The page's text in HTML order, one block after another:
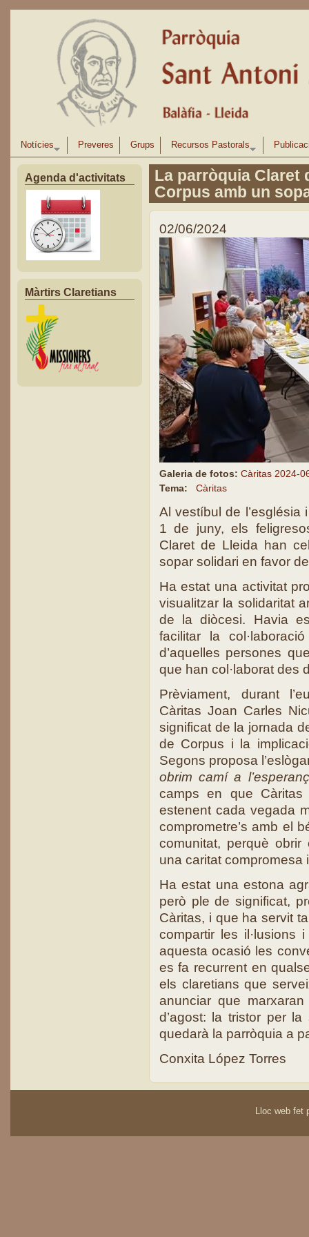
Notícies Preveres Grups Recursos Pastorals
Agenda d'activitats
Màrtirs Claretians
La parròquia Claret
Corpus amb un
02/06/2024
Galeria de fotos: Càritas 2024-
Tema:
Càritas
Al vestíbul de
1 de juny, els
Claret de Lleida han
sopar solidari en favor
Ha estat una activitat
visualitzar la solidaritat
de la diòcesi. Havia
facilitar la
d’aquelles persones
que han col·laborat des
Prèviament, durant
Càritas Joan Carles
significat de la jornada
de Corpus i la
Segons proposa
obrim camí a
camps en que
estenent cada vegada
comprometre’s amb el
comunitat, perquè obrir
una caritat compromesa
Ha estat una estona
però ple de significat,
Càritas, i que ha servit
compartir les il·lusions
aquesta ocasió les
es fa recurrent en
els claretians que
anunciar que
d’agost: la tristor per
quedarà la parròquia a
Conxita López Torres
Lloc web fet